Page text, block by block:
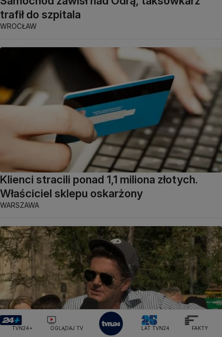
trafił do szpitala
WROCŁAW
Klienci stracili ponad 1,1 miliona złotych.
Właściciel sklepu oskarżony
WARSZAWA
TVN24+ OGLĄDAJ TV LAT TVN24 FAKTY